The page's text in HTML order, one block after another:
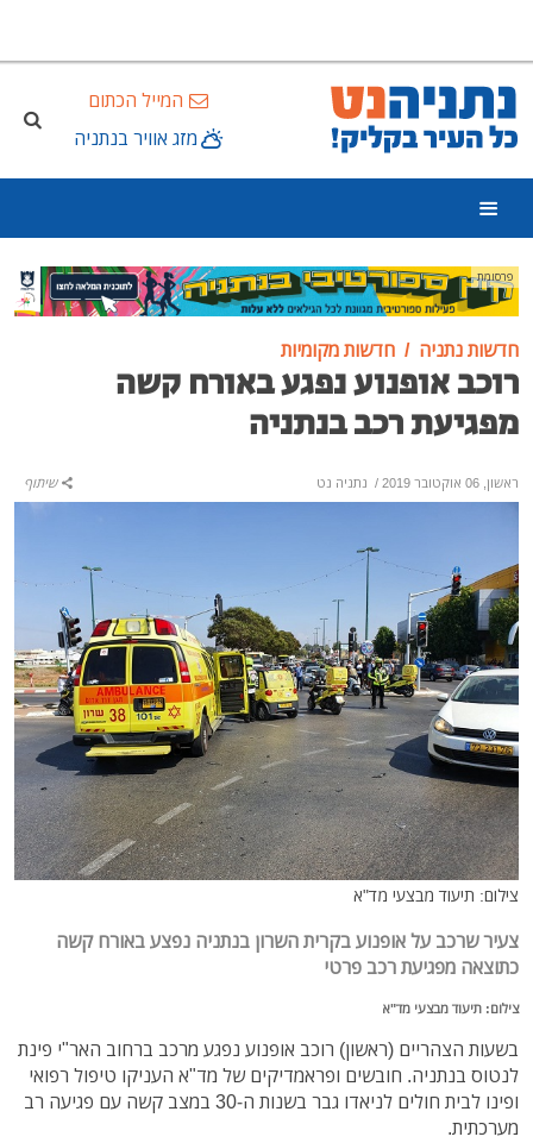
המייל הכתום
מזג אוויר בנתניה
פרסומת
חדשות נתניה חדשות מקומיות
רוכב אופנוע נפגע באורח קשה
מפגיעת רכב בנתניה
ראשון, 06 אוקטובר 2019 / נתניה נט שיתוף
צילום: תיעוד מבצעי מד"א
צעיר שרכב על אופנוע בקרית השרון בנתניה נפצע באורח קשה
כתוצאה מפגיעת רכב פרטי
צילום: תיעוד מבצעי מד"א
בשעות הצהריים (ראשון) רוכב אופנוע נפגע מרכב ברחוב האר"י פינת
לנטוס בנתניה. חובשים ופראמדיקים של מד"א העניקו טיפול רפואי
ופינו לבית חולים לניאדו גבר בשנות ה-30 במצב קשה עם פגיעה רב
מערכתית.